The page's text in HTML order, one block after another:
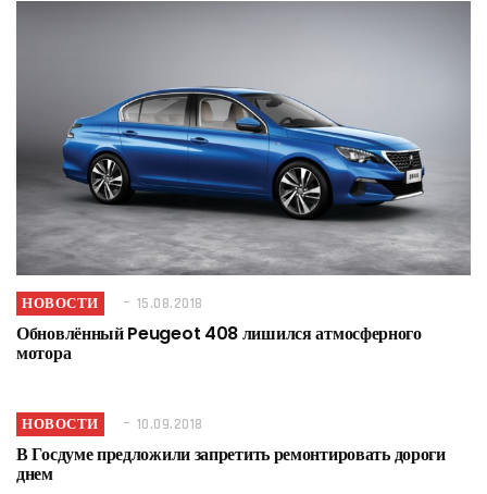
НОВОСТИ 15.08.2018
Обновлённый Peugeot 408 лишился атмосферного
мотора
НОВОСТИ 10.09.2018
В Госдуме предложили запретить ремонтировать дороги
днем